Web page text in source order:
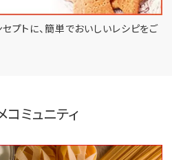
プトに、 簡単でおいしいレシピをご
コミュニティ